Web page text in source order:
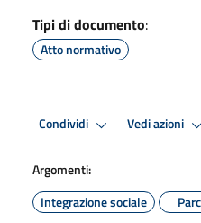
Tipi di documento:
Atto normativo
Condividi Vedi azioni
Argomenti:
Integrazione sociale